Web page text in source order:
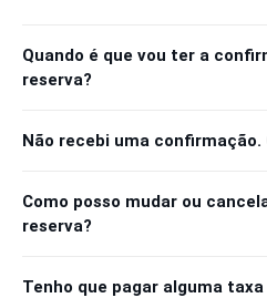
Quando é que vou ter a
reserva?
Não recebi uma confirmação.
Como posso mudar ou
reserva?
Tenho que pagar alguma